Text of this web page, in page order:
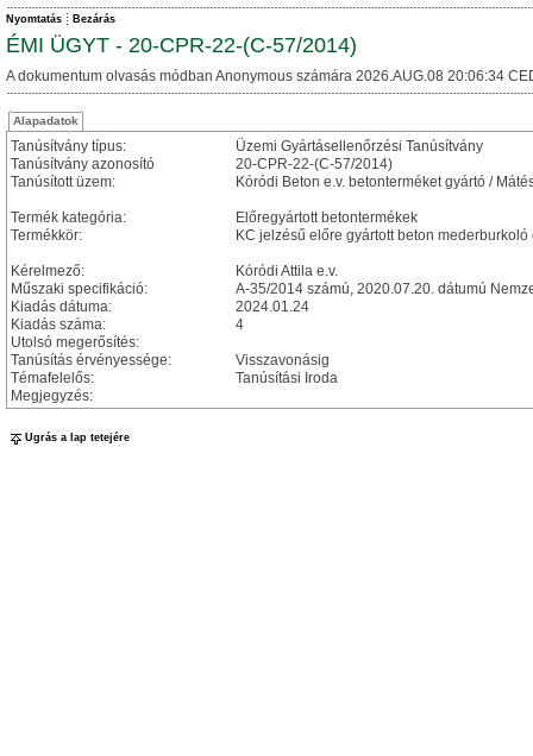
Nyomtatás Bezárás
ÉMI ÜGYT - 20-CPR-22-(C-57/2014)
A dokumentum olvasás módban Anonymous számára 2026.AUG.08 20:06:34
Alapadatok
Tanúsítvány típus:
Üzemi Gyártásellenőrzési Tanúsítvány
Tanúsítvány azonosító
20-CPR-22-(C-57/2014)
Tanúsított üzem:
Kóródi Beton e.v. betonterméket gyártó /
Termék kategória:
Előregyártott betontermékek
Termékkör:
KC jelzésű előre gyártott beton
Kérelmező:
Kóródi Attila e.v.
Műszaki specifikáció:
A-35/2014 számú, 2020.07.20. dátumú
Kiadás dátuma:
2024.01.24
Kiadás száma:
4
Utolsó megerősítés:
Tanúsítás érvényessége:
Visszavonásig
Témafelelős:
Tanúsítási Iroda
Megjegyzés:
Ugrás a lap tetejére